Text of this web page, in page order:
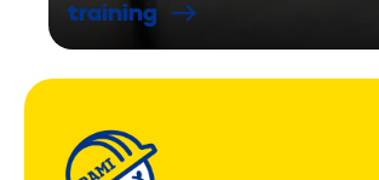
training